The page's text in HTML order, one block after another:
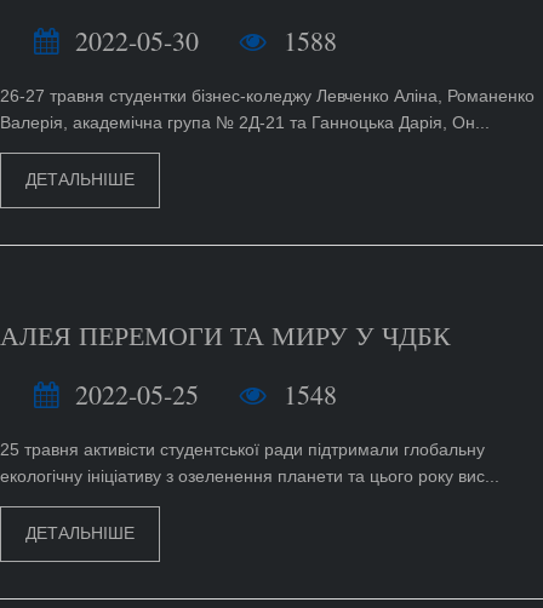
2022-05-30
1588
26-27 травня студентки бізнес-коледжу Левченко Аліна, Романенко
Валерія, академічна група № 2Д-21 та Ганноцька Дарія, Он...
ДЕТАЛЬНІШЕ
АЛЕЯ ПЕРЕМОГИ ТА МИРУ У ЧДБК
2022-05-25
1548
25 травня активісти студентської ради підтримали глобальну
екологічну ініціативу з озеленення планети та цього року вис...
ДЕТАЛЬНІШЕ